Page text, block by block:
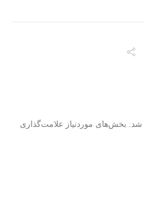
شد.
بخش‌های موردنیاز علامت‌گذاری